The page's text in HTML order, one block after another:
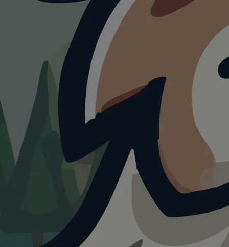
Regensburg mit
Hund.
5+
HUNDEPLÄTZE
3+
HUNDESTRÄNDE